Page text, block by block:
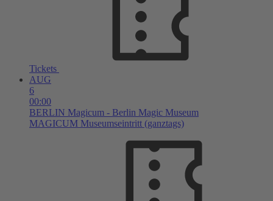
Tickets
AUG
6
00:00
BERLIN Magicum - Berlin Magic Museum
MAGICUM Museumseintritt (ganztags)